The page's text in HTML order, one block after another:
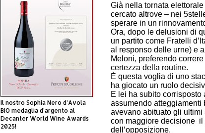
Già nella tornata
cercato altrove – nei
sperare in un
Ora, dopo le delusioni di
un partito come Fratelli
al responso delle urne) e
Meloni, preferendo
certezza della routine.
È questa voglia di uno
ha giocato un ruolo
E lei ha subito
assumendo
avevano abituato gli
con maggiore decisione il
dell’opposizione.
Il nostro Sophia Nero d’Avola
BIO medaglia d’argento al
Decanter World Wine Awards
2025!